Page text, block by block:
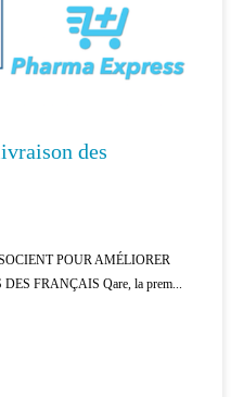
des
POUR AMÉLIORER
FRANÇAIS Qare, la prem...